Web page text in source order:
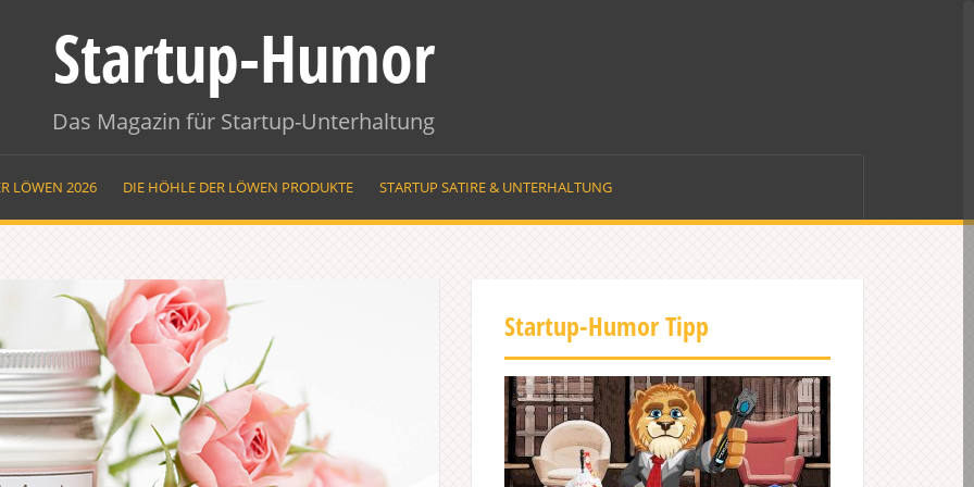
Startup-Humor
Das Magazin für Startup-Unterhaltung
LÖWEN 2026 DIE HÖHLE DER LÖWEN PRODUKTE STARTUP SATIRE & UNTERHALTUNG
Startup-Humor Tipp